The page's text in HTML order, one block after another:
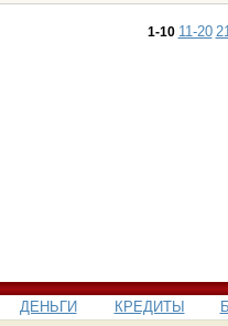
1-10 11-20
ДЕНЬГИ КРЕДИТЫ